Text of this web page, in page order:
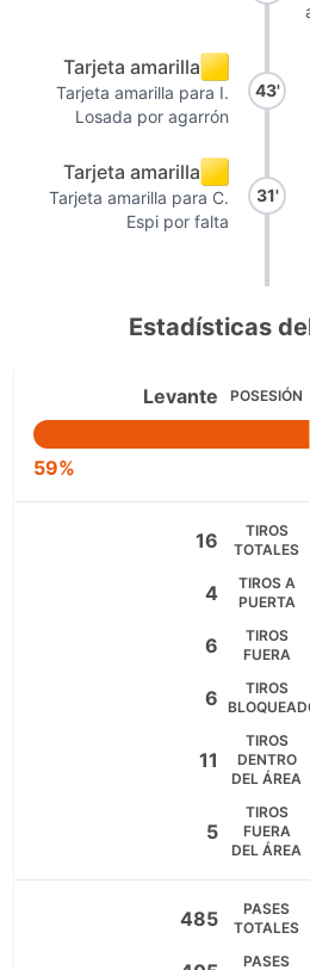
Tarjeta amarilla
Tarjeta amarilla para I.
Losada por agarrón
43'
Tarjeta amarilla
Tarjeta amarilla para C.
Espi por falta
31'
Estadísticas
Levante POSESIÓN
59%
16
TIROS
TOTALES
4
TIROS A
PUERTA
6
TIROS
FUERA
6
TIROS
11
TIROS
DENTRO
DEL ÁREA
5
TIROS
FUERA
DEL ÁREA
485
PASES
TOTALES
PASES